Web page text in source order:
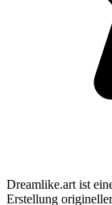
Dreamlike.art ist
Erstellung